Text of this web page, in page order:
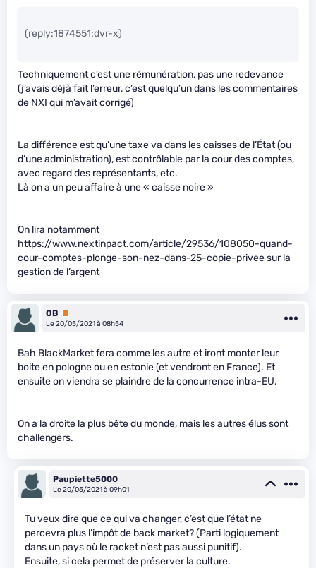
(reply:1874551:dvr-x)
Techniquement c’est une rémunération, pas une redevance
(j’avais déjà fait l’erreur, c’est quelqu’un dans les commentaires
de NXI qui m’avait corrigé)
La différence est qu’une taxe va dans les caisses de l’État (ou
d’une administration), est contrôlable par la cour des comptes,
avec regard des représentants, etc.
Là on a un peu affaire à une « caisse noire »
On lira notamment
https://www.nextinpact.com/article/29536/108050-quand-
cour-comptes-plonge-son-nez-dans-25-copie-priveesur la
gestion de l’argent
OB Premium
Le 20/05/2021 à 08h54
Bah BlackMarket fera comme les autre et iront monter leur
boite en pologne ou en estonie (et vendront en France). Et
ensuite on viendra se plaindre de la concurrence intra-EU.
On a la droite la plus bête du monde, mais les autres élus sont
challengers.
Paupiette5000
Le 20/05/2021 à 09h01
Tu veux dire que ce qui va changer, c’est que l’état ne
percevra plus l’impôt de back market? (Parti logiquement
dans un pays où le racket n’est pas aussi punitif).
Ensuite, si cela permet de préserver la culture.